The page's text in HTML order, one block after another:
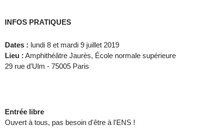
INFOS PRATIQUES
Dates : lundi 8 et mardi 9 juillet 2019
Lieu : Amphithéâtre Jaurès, École normale supérieure
29 rue d’Ulm - 75005 Paris
Entrée libre
Ouvert à tous, pas besoin d'être à l'ENS !